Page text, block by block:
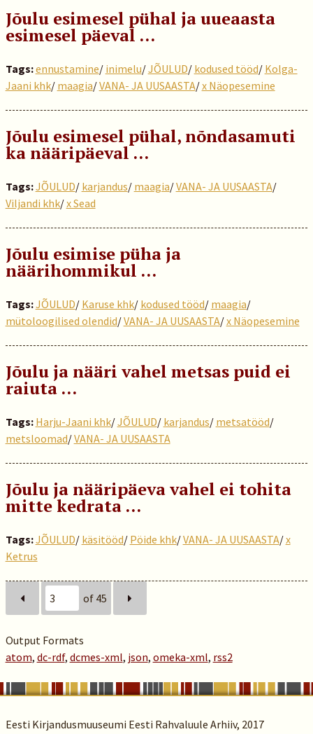
Jõulu esimesel pühal ja uueaasta
esimesel päeval …
Tags:ennustamine/ inimelu/JÕULUD/ kodused tööd/ Kolga-
Jaani khk/ maagia/VANA- JA UUSAASTA/x Näopesemine
Jõulu esimesel pühal, nõndasamuti
ka nääripäeval …
Tags:JÕULUD/ karjandus/ maagia/VANA- JA UUSAASTA/
Viljandi khk/x Sead
Jõulu esimise püha ja
näärihommikul …
Tags:JÕULUD/ Karuse khk/ kodused tööd/ maagia/
mütoloogilised olendid/VANA- JA UUSAASTA/x Näopesemine
Jõulu ja nääri vahel metsas puid ei
raiuta ...
Tags: Harju-Jaani khk/JÕULUD/ karjandus/ metsatööd/
metsloomad/VANA- JA UUSAASTA
Jõulu ja nääripäeva vahel ei tohita
mitte kedrata …
Tags:JÕULUD/ käsitööd/ Pöide khk/VANA- JA UUSAASTA/x
Ketrus
of 45
Output Formats
atom, dc-rdf, dcmes-xml, json, omeka-xml, rss2
Eesti Kirjandusmuuseumi Eesti Rahvaluule Arhiiv, 2017